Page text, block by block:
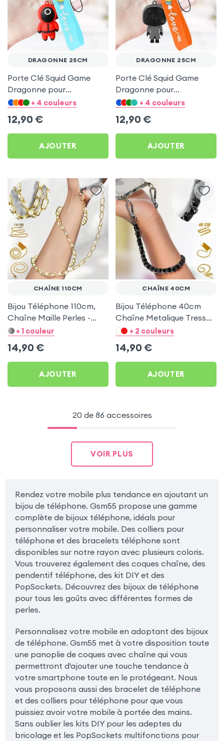
DRAGONNE 25CM
Porte Clé Squid Game
Dragonne pour
Smartphone - Bracelet
+ 4 couleurs
12,90 €
AJOUTER
DRAGONNE 25CM
Porte Clé Squid Game
Dragonne pour
Smartphone - Bracelet
+ 4 couleurs
12,90 €
AJOUTER
CHAÎNE 110CM
Bijou Téléphone 110cm,
Chaîne Maille Perles -
Dorée
+ 1 couleur
14,90 €
AJOUTER
CHAÎNE 40CM
Bijou Téléphone 40cm
Chaîne Metalique Tressée
- Noir+ 2 couleurs
14,90 €
AJOUTER
20 de 86 accessoires
VOIR PLUS
Rendez votre mobile plus tendance en ajoutant un
bijou de téléphone. Gsm55 propose une gamme
complète de bijoux téléphone, idéals pour
personnaliser votre mobile. Des colliers pour
téléphone et des bracelets téléphone sont
disponibles sur notre rayon avec plusieurs coloris.
Vous trouverez également des coques chaîne, des
pendentif téléphone, des kit DIY et des
PopSockets. Découvrez des bijoux de téléphone
pour tous les goûts avec différentes formes de
perles.
Personnalisez votre mobile en adoptant des bijoux
de téléphone. Gsm55 met à votre disposition toute
une panoplie de coques avec chaîne qui vous
permettront d'ajouter une touche tendance à
votre smartphone toute en le protégeant. Nous
vous proposons aussi des bracelet de téléphone
et des colliers pour téléphone pour que vous
puissiez avoir votre mobile à portée des mains.
Sans oublier les kits DIY pour les adeptes du
bricolage et les PopSockets multifonctions pour